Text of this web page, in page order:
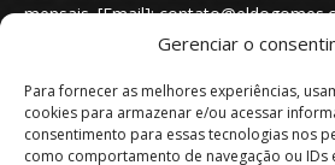
Gerenciar o
Para fornecer as melhores experiências,
cookies para armazenar e/ou acessar
consentimento para essas tecnologias nos
como comportamento de navegação ou IDs
mensais. [Email]: